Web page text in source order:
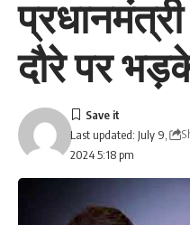
दौरे पर
Last updated: July 9,
2024 5:18 pm